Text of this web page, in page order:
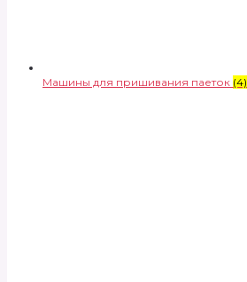
Машины для пришивания паеток (4)